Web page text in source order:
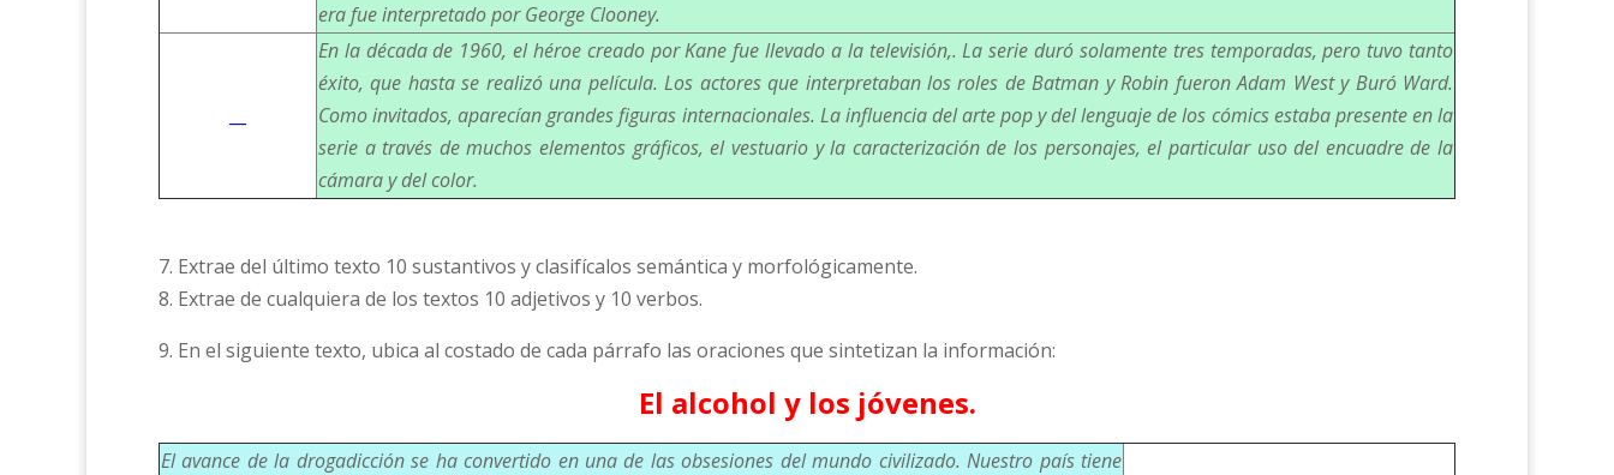
era fue interpretado por George Clooney.
En la década de 1960, el héroe creado por Kane fue llevado a la televisión,. La serie duró solamente tres temporadas, pero tuvo tanto
éxito, que hasta se realizó una película. Los actores que interpretaban los roles de Batman y Robin fueron Adam West y Buró Ward.
Como invitados, aparecían grandes figuras internacionales. La influencia del arte pop y del lenguaje de los cómics estaba presente en la
serie a través de muchos elementos gráficos, el vestuario y la caracterización de los personajes, el particular uso del encuadre de la
cámara y del color.
7. Extrae del último texto 10 sustantivos y clasifícalos semántica y morfológicamente.
8. Extrae de cualquiera de los textos 10 adjetivos y 10 verbos.
9. En el siguiente texto, ubica al costado de cada párrafo las oraciones que sintetizan la información:
El alcohol y los jóvenes.
El avance de la drogadicción se ha convertido en una de las obsesiones del mundo civilizado. Nuestro país tiene